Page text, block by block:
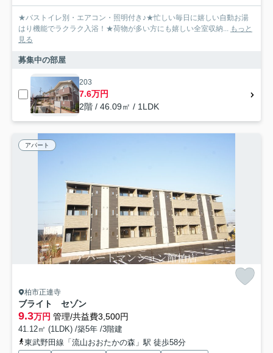
★バストイレ別・エアコン・照明付き♪★忙しい毎日に嬉しい自動お湯
はり機能でラクラク入浴！★荷物が多い方にも嬉しい全室収納...
もっと
見る
募集中の部屋
203
7.6万円
2階 / 46.09㎡ / 1LDK
アパート
柏市正連寺
ブライト セゾン
9.3万円 管理/共益費3,500円
41.12㎡ (1LDK) /築5年 /3階建
東武野田線「流山おおたかの森」駅 徒歩58分